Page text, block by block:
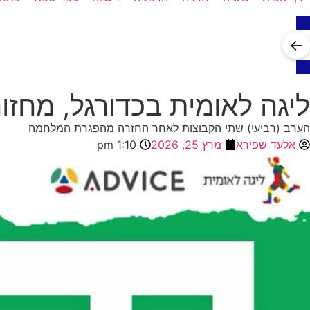
←
ליגה לאומית בכדורגל, מחזור 25: הפועל כפר סבא -הפועל כפר
הערב (רביעי) שתי הקבוצות לאחר החזרה מהפגרת המלחמה
אלעד שפירא
מרץ 25, 2026 1:10 pm